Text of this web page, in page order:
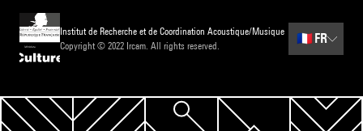
Institut de Recherche et de Coordination Acoustique/Musique
Copyright © 2022 Ircam. All rights reserved.
🇫🇷 FR